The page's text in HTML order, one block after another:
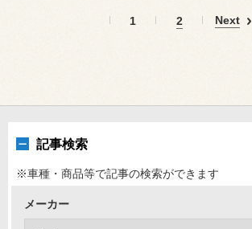
1 2 Next
記事検索
※車種・商品等で記事の検索ができます
メーカー